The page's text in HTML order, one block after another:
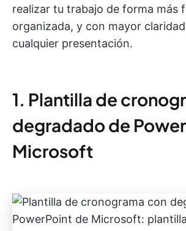
realizar tu trabajo de forma más
organizada, y con mayor
cualquier presentación.
1. Plantilla de
degradado de
Microsoft